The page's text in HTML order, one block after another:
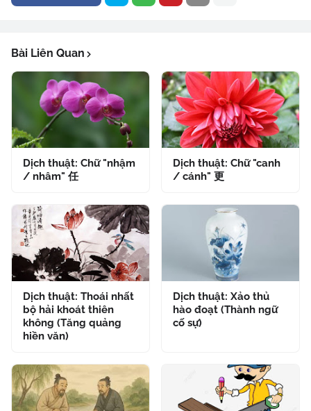
Bài Liên Quan
Dịch thuật: Chữ "nhậm
/ nhâm" 任
Dịch thuật: Chữ "canh
/ cánh" 更
Dịch thuật: Thoái nhất
bộ hải khoát thiên
không (Tăng quảng
hiền văn)
Dịch thuật: Xảo thủ
hào đoạt (Thành ngữ
cố sự)